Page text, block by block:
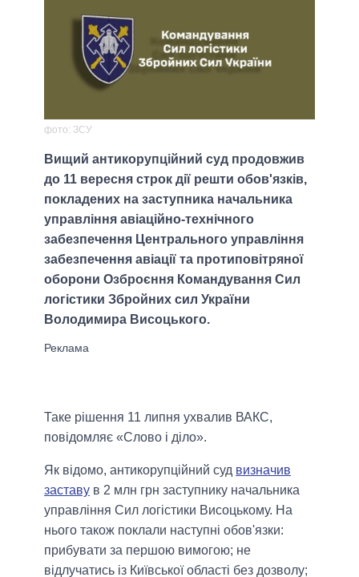
фото: ЗСУ
Вищий антикорупційний суд продовжив
до 11 вересня строк дії решти обов'язків,
покладених на заступника начальника
управління авіаційно-технічного
забезпечення Центрального управління
забезпечення авіації та протиповітряної
оборони Озброєння Командування Сил
логістики Збройних сил України
Володимира Висоцького.
Таке рішення 11 липня ухвалив ВАКС,
повідомляє «Слово і діло».
Як відомо, антикорупційний суд визначив
заставу в 2 млн грн заступнику начальника
управління Сил логістики Висоцькому. На
нього також поклали наступні обов'язки:
прибувати за першою вимогою; не
відлучатись із Київської області без дозволу;